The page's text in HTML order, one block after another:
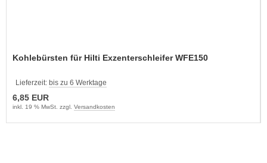
Kohlebürsten für Hilti Exzenterschleifer WFE150
Lieferzeit: bis zu 6 Werktage
6,85 EUR
inkl. 19 % MwSt. zzgl. Versandkosten